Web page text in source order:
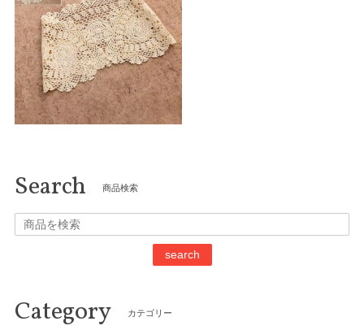
Search 商品検索
search
Category カテゴリー